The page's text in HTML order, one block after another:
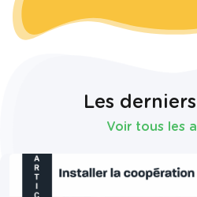
Les
Voir tous les